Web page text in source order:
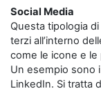
Social Media
Questa tipologia
terzi all’interno
come le icone e
Un esempio sono
LinkedIn. Si tratta